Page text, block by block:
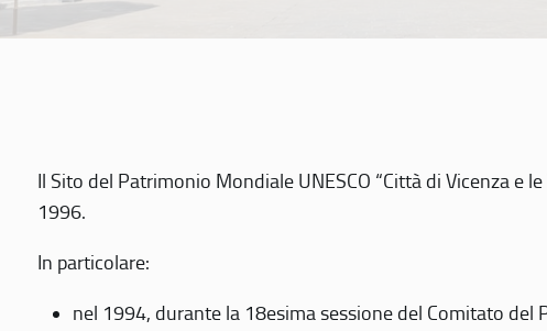
Il Sito del Patrimonio Mondiale UNESCO “Città di Vicenza e
1996.
In particolare:
nel 1994, durante la 18esima sessione del Comitato